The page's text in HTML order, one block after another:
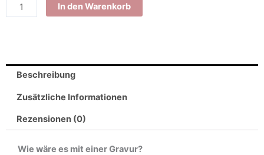
In den Warenkorb
Beschreibung
Zusätzliche Informationen
Rezensionen (0)
Wie wäre es mit einer Gravur?